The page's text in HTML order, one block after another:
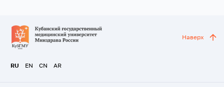
RU EN CN AR
Наверх